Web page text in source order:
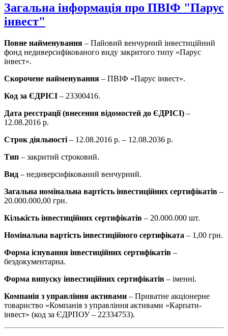
Загальна інформація про ПВІФ "Парус
інвест"
Повне найменування – Пайовий венчурний інвестиційний
фонд недиверсифікованого виду закритого типу «Парус
інвест».
Скорочене найменування – ПВІФ «Парус інвест».
Код за ЄДРІСІ – 23300416.
Дата реєстрації (внесення відомостей до ЄДРІСІ) –
12.08.2016 р.
Строк діяльності – 12.08.2016 р. – 12.08.2036 р.
Тип – закритий строковий.
Вид – недиверсифікований венчурний.
Загальна номінальна вартість інвестиційних сертифікатів –
20.000.000,00 грн.
Кількість інвестиційних сертифікатів – 20.000.000 шт.
Номінальна вартість інвестиційного сертифіката – 1,00 грн.
Форма існування інвестиційних сертифікатів –
бездокументарна.
Форма випуску інвестиційних сертифікатів – іменні.
Компанія з управління активами – Приватне акціонерне
товариство «Компанія з управління активами «Карпати-
інвест» (код за ЄДРПОУ – 22334753).